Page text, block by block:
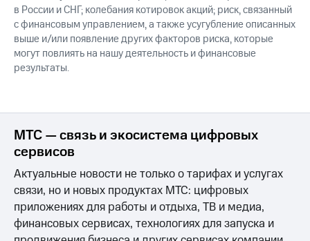
в России и СНГ; колебания котировок акций; риск, связанный
с финансовым управлением, а также усугубление описанных
выше и/или появление других факторов риска, которые
могут повлиять на нашу деятельность и финансовые
результаты.
МТС — связь и экосистема цифровых
сервисов
Актуальные новости не только о тарифах и услугах
связи, но и новых продуктах МТС: цифровых
приложениях для работы и отдыха, ТВ и медиа,
финансовых сервисах, технологиях для запуска и